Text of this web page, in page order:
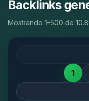
Backlinks
Mostrando 1–500 de
1